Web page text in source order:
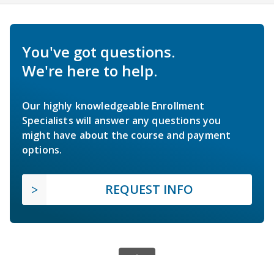
You've got questions.
We're here to help.
Our highly knowledgeable Enrollment
Specialists will answer any questions you
might have about the course and payment
options.
REQUEST INFO